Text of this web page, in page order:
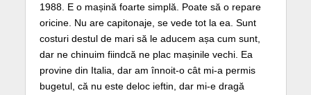
1988. E o mașină foarte simplă. Poate să o repare
oricine. Nu are capitonaje, se vede tot la ea. Sunt
costuri destul de mari să le aducem așa cum sunt,
dar ne chinuim fiindcă ne plac mașinile vechi. Ea
provine din Italia, dar am înnoit-o cât mi-a permis
bugetul, că nu este deloc ieftin, dar mi-e dragă